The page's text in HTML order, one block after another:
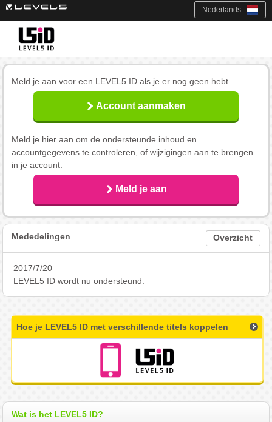
Nederlands
Meld je aan voor een LEVEL5 ID als je er nog geen hebt.
Account aanmaken
Meld je hier aan om de ondersteunde inhoud en
accountgegevens te controleren, of wijzigingen aan te brengen
in je account.
Meld je aan
Mededelingen Overzicht
2017/7/20
LEVEL5 ID wordt nu ondersteund.
Hoe je LEVEL5 ID met verschillende titels koppelen
Wat is het LEVEL5 ID?